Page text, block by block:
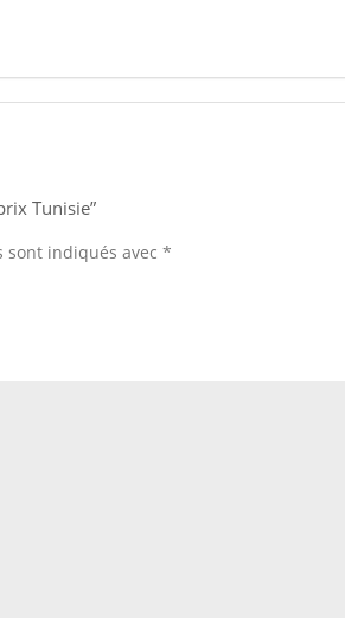
Tunisie”
sont indiqués avec *